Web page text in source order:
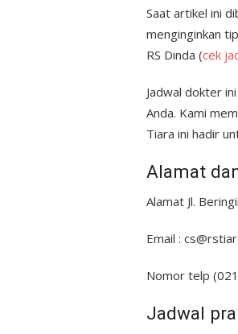
Saat artikel ini
menginginkan
RS Dinda (cek
Jadwal dokter
Anda. Kami
Tiara ini hadir
Alamat
Alamat Jl.
Email :
Nomor telp
Jadwal